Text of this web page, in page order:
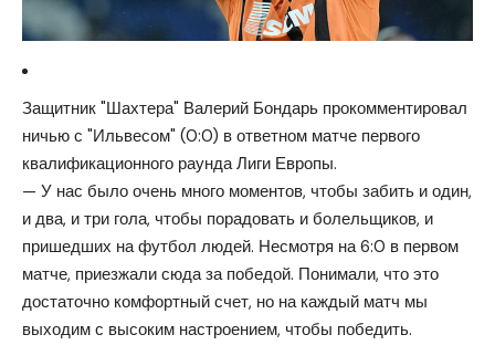
Защитник "Шахтера" Валерий Бондарь прокомментировал
ничью с "Ильвесом" (0:0) в ответном матче первого
квалификационного раунда Лиги Европы.
— У нас было очень много моментов, чтобы забить и один,
и два, и три гола, чтобы порадовать и болельщиков, и
пришедших на футбол людей. Несмотря на 6:0 в первом
матче, приезжали сюда за победой. Понимали, что это
достаточно комфортный счет, но на каждый матч мы
выходим с высоким настроением, чтобы победить.